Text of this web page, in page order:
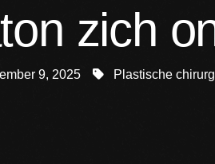
zich
9, 2025 Plastische